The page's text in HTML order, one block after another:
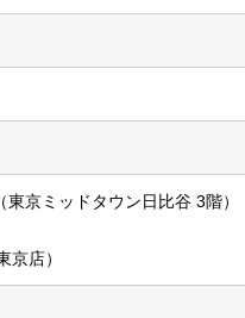
京ミッドタウン日比谷 3階）
京店）